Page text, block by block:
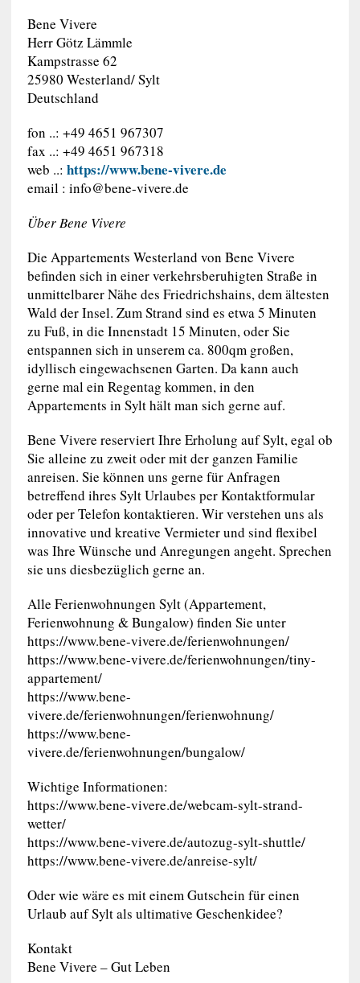
Bene Vivere
Herr Götz Lämmle
Kampstrasse 62
25980 Westerland/ Sylt
Deutschland
fon ..: +49 4651 967307
fax ..: +49 4651 967318
web ..: https://www.bene-vivere.de
email : info@bene-vivere.de
Über Bene Vivere
Die Appartements Westerland von Bene Vivere
befinden sich in einer verkehrsberuhigten Straße in
unmittelbarer Nähe des Friedrichshains, dem ältesten
Wald der Insel. Zum Strand sind es etwa 5 Minuten
zu Fuß, in die Innenstadt 15 Minuten, oder Sie
entspannen sich in unserem ca. 800qm großen,
idyllisch eingewachsenen Garten. Da kann auch
gerne mal ein Regentag kommen, in den
Appartements in Sylt hält man sich gerne auf.
Bene Vivere reserviert Ihre Erholung auf Sylt, egal ob
Sie alleine zu zweit oder mit der ganzen Familie
anreisen. Sie können uns gerne für Anfragen
betreffend ihres Sylt Urlaubes per Kontaktformular
oder per Telefon kontaktieren. Wir verstehen uns als
innovative und kreative Vermieter und sind flexibel
was Ihre Wünsche und Anregungen angeht. Sprechen
sie uns diesbezüglich gerne an.
Alle Ferienwohnungen Sylt (Appartement,
Ferienwohnung & Bungalow) finden Sie unter
https://www.bene-vivere.de/ferienwohnungen/
https://www.bene-vivere.de/ferienwohnungen/tiny-
appartement/
https://www.bene-
vivere.de/ferienwohnungen/ferienwohnung/
https://www.bene-
vivere.de/ferienwohnungen/bungalow/
Wichtige Informationen:
https://www.bene-vivere.de/webcam-sylt-strand-
wetter/
https://www.bene-vivere.de/autozug-sylt-shuttle/
https://www.bene-vivere.de/anreise-sylt/
Oder wie wäre es mit einem Gutschein für einen
Urlaub auf Sylt als ultimative Geschenkidee?
Kontakt
Bene Vivere – Gut Leben